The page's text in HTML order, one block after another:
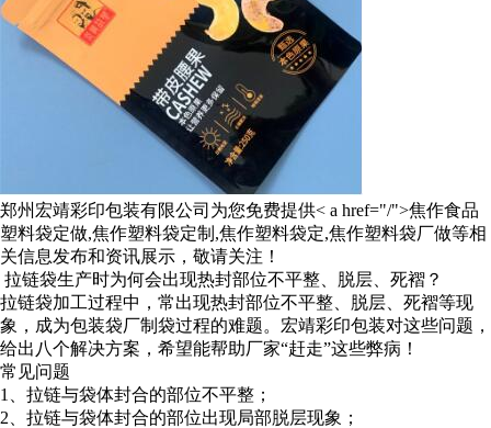
郑州宏靖彩印包装有限公司为您免费提供< a href="/">焦作食品
塑料袋定做,焦作塑料袋定制,焦作塑料袋定,焦作塑料袋厂做等相
关信息发布和资讯展示，敬请关注！
拉链袋生产时为何会出现热封部位不平整、脱层、死褶？
拉链袋加工过程中，常出现热封部位不平整、脱层、死褶等现
象，成为包装袋厂制袋过程的难题。宏靖彩印包装对这些问题，
给出八个解决方案，希望能帮助厂家“赶走”这些弊病！
常见问题
1、拉链与袋体封合的部位不平整；
2、拉链与袋体封合的部位出现局部脱层现象；